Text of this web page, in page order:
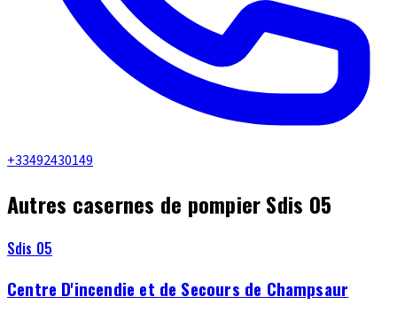
+33492430149
Autres casernes de pompier Sdis 05
Sdis 05
Centre D'incendie et de Secours de Champsaur